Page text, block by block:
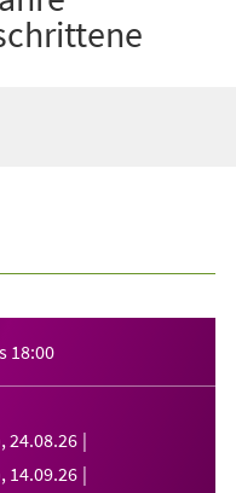
18:00
, 24.08.26
, 14.09.26